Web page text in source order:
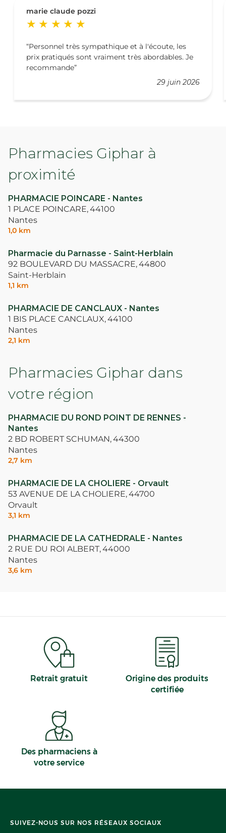
marie claude pozzi
29 juin 2026
Personnel très sympathique et à l'écoute, les
prix pratiqués sont vraiment très abordables. Je
recommande
Pharmacies Giphar à
proximité
PHARMACIE POINCARE - Nantes
1 PLACE POINCARE,44100
Nantes
1,0 km
Pharmacie du Parnasse - Saint-Herblain
92 BOULEVARD DU MASSACRE,44800
Saint-Herblain
1,1 km
PHARMACIE DE CANCLAUX - Nantes
1 BIS PLACE CANCLAUX,44100
Nantes
2,1 km
Pharmacies Giphar dans
votre région
PHARMACIE DU ROND POINT DE RENNES -
Nantes
2 BD ROBERT SCHUMAN,44300
Nantes
2,7 km
PHARMACIE DE LA CHOLIERE - Orvault
53 AVENUE DE LA CHOLIERE,44700
Orvault
3,1 km
PHARMACIE DE LA CATHEDRALE - Nantes
2 RUE DU ROI ALBERT,44000
Nantes
3,6 km
Retrait gratuit
Origine des produits
certifiée
Des pharmaciens à
votre service
SUIVEZ-NOUS SUR NOS RÉSEAUX SOCIAUX